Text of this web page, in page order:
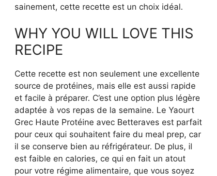
sainement, cette recette est un choix idéal.
WHY YOU WILL LOVE THIS
RECIPE
Cette recette est non seulement une excellente
source de protéines, mais elle est aussi rapide
et facile à préparer. C’est une option plus légère
adaptée à vos repas de la semaine. Le Yaourt
Grec Haute Protéine avec Betteraves est parfait
pour ceux qui souhaitent faire du meal prep, car
il se conserve bien au réfrigérateur. De plus, il
est faible en calories, ce qui en fait un atout
pour votre régime alimentaire, que vous soyez